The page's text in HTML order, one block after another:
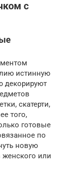
с
истинную
декорируют
скатерти,
того,
готовые
по
новую
или